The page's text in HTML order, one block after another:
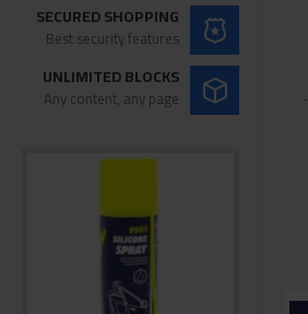
SECURED SHOPPING
Best security features
UNLIMITED BLOCKS
Any content, any page